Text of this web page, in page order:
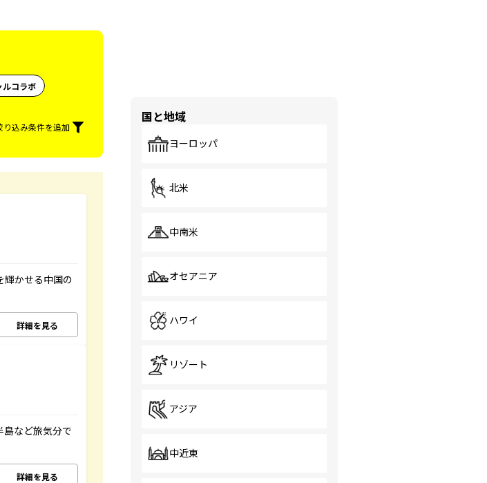
ルコラボ
り込み条件を追加
輝かせる中国の
詳細を見る
島など旅気分で
詳細を見る
国と地域
ヨーロッパ
北米
中南米
オセアニア
ハワイ
リゾート
アジア
中近東